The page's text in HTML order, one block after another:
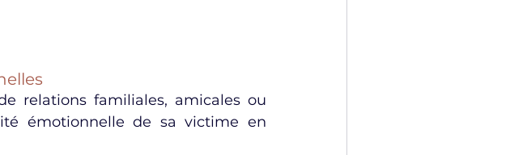
relations familiales, amicales ou
émotionnelle de sa victime en